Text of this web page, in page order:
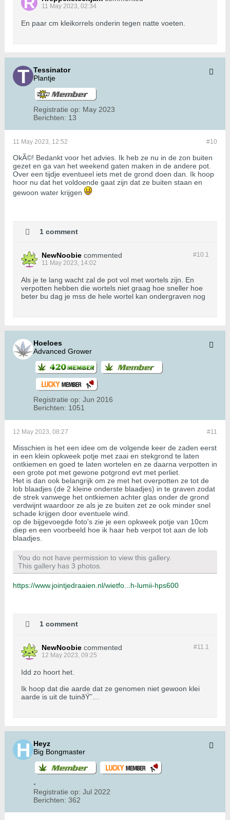
11 May 2023, 02:34
En paar cm kleikorrels onderin tegen natte voeten.
Tessinator
Plantje
Registratie op: May 2023
Berichten: 13
#10
11 May 2023, 12:52
OkÃ©! Bedankt voor het advies. Ik heb ze nu in de zon buiten
gezet en ga van het weekend gaten maken in de andere pot.
Over een tijdje eventueel iets met de grond doen dan. Ik hoop
hoor nu dat het voldoende gaat zijn dat ze buiten staan en
gewoon water krijgen
1 comment
#10.1
NewNoobie commented
11 May 2023, 14:02
Als je te lang wacht zal de pot vol met wortels zijn. En
verpotten hebben die wortels niet graag hoe sneller hoe
beter bu dag je mss de hele wortel kan ondergraven nog
Hoeloes
Advanced Grower
Registratie op: Jun 2016
Berichten: 1051
#11
12 May 2023, 08:27
Misschien is het een idee om de volgende keer de zaden eerst
in een klein opkweek potje met zaai en stekgrond te laten
ontkiemen en goed te laten wortelen en ze daarna verpotten in
een grote pot met gewone potgrond evt met perliet.
Het is dan ook belangrijk om ze met het overpotten ze tot de
lob blaadjes (de 2 kleine onderste blaadjes) in te graven zodat
de strek vanwege het ontkiemen achter glas onder de grond
verdwijnt waardoor ze als je ze buiten zet ze ook minder snel
schade krijgen door eventuele wind.
op de bijgevoegde foto's zie je een opkweek potje van 10cm
diep en een voorbeeld hoe ik haar heb verpot tot aan de lob
blaadjes.
You do not have permission to view this gallery.
This gallery has 3 photos.
https://www.jointjedraaien.nl/wietfo...h-lumii-hps600
1 comment
#11.1
NewNoobie commented
12 May 2023, 09:25
Idd zo hoort het.
Ik hoop dat die aarde dat ze genomen niet gewoon klei
aarde is uit de tuinðŸ˜…
Heyz
Big Bongmaster
Registratie op: Jul 2022
Berichten: 362